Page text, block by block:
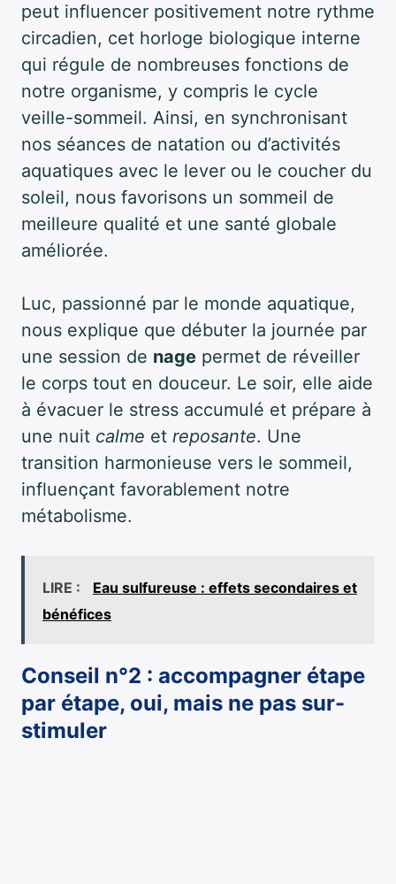
peut influencer positivement notre rythme
circadien, cet horloge biologique interne
qui régule de nombreuses fonctions de
notre organisme, y compris le cycle
veille-sommeil. Ainsi, en synchronisant
nos séances de natation ou d’activités
aquatiques avec le lever ou le coucher du
soleil, nous favorisons un sommeil de
meilleure qualité et une santé globale
améliorée.
Luc, passionné par le monde aquatique,
nous explique que débuter la journée par
une session de nage permet de réveiller
le corps tout en douceur. Le soir, elle aide
à évacuer le stress accumulé et prépare à
une nuit calme et reposante. Une
transition harmonieuse vers le sommeil,
influençant favorablement notre
métabolisme.
LIRE :
Eau sulfureuse : effets secondaires et
bénéfices
Conseil n°2 : accompagner étape
par étape, oui, mais ne pas sur-
stimuler